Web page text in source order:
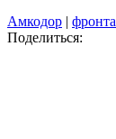
Амкодор |
Поделиться: